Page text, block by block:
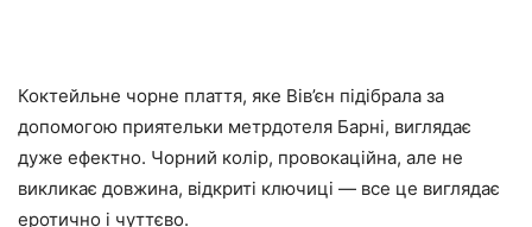
Коктейльне чорне плаття, яке Вів’єн підібрала за
допомогою приятельки метрдотеля Барні, виглядає
дуже ефектно. Чорний колір, провокаційна, але не
викликає довжина, відкриті ключиці — все це виглядає
еротично і чуттєво.